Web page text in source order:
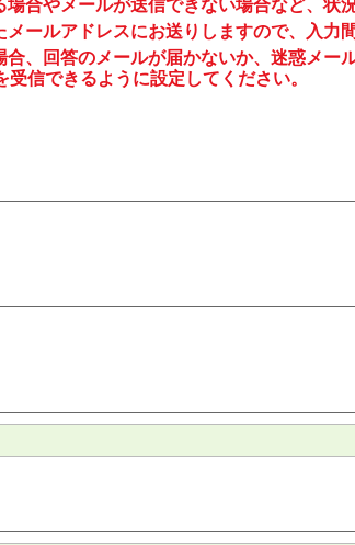
ールアドレスにお送りしますので、入力
、回答のメールが届かないか、迷惑メー
信できるように設定してください。